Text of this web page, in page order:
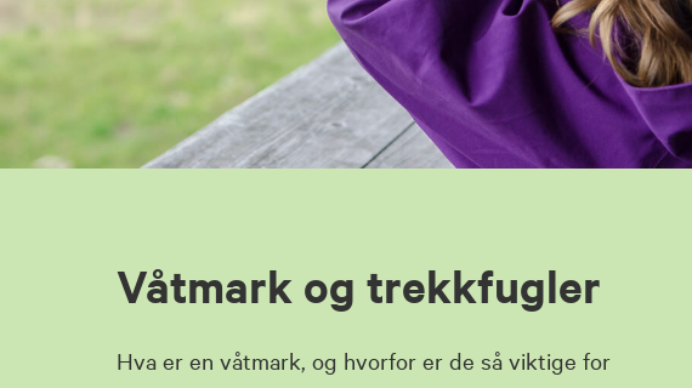
Våtmark og trekkfugler
Hva er en våtmark, og hvorfor er de så viktige for